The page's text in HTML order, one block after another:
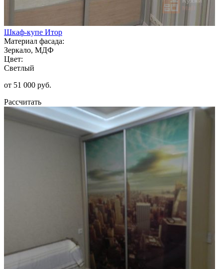
Шкаф-купе Итор
Материал фасада:
Зеркало, МДФ
Цвет:
Светлый
от 51 000 руб.
Рассчитать